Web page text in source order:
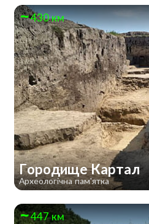
430 км
Городище Картал
Археологічна пам'ятка
447 км